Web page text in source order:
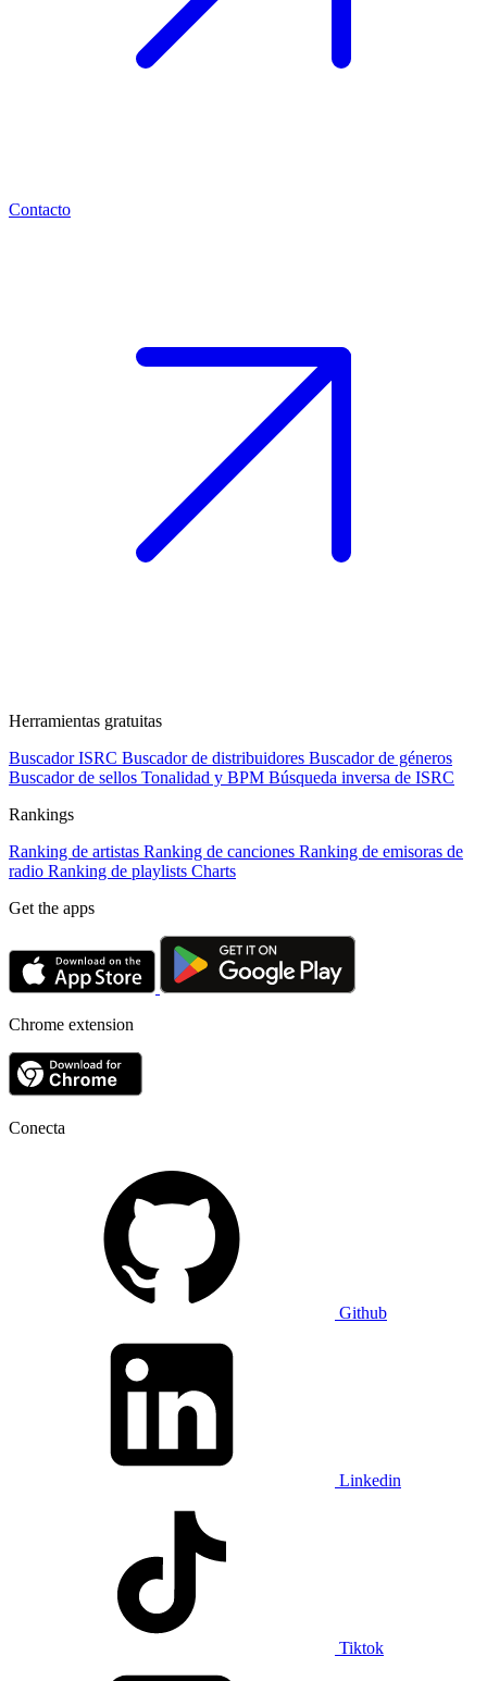
Contacto
Herramientas gratuitas
Buscador ISRC Buscador de distribuidores Buscador de géneros
Buscador de sellos Tonalidad y BPM Búsqueda inversa de ISRC
Rankings
Ranking de artistas Ranking de canciones Ranking de emisoras de
radio Ranking de playlists Charts
Get the apps
Chrome extension
Conecta
Github
Linkedin
Tiktok